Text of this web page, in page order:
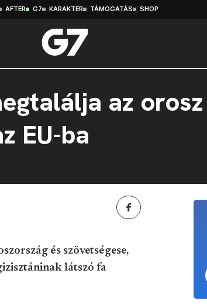
AFTER G7 KARAKTER TÁMOGATÁS SHOP
az
EU-ba
és szövetségese,
látszó fa